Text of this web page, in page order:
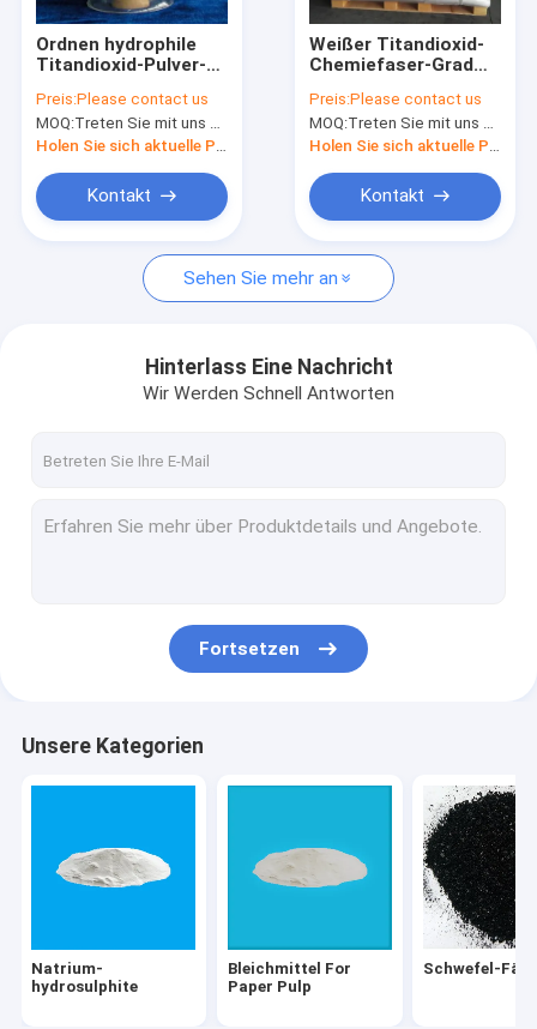
Qualitätskontrolle
Nachrichten
Fälle
Natrium-hydrosulphite
Schwefel-Färbungen
Allgemeine Lebensmittel-Zusatzstoffe
Dispersionsfarbstoffe
Bottichfärbungen
Ordnen hydrophile
Titandioxid-Pulver-
des Mikrometer-Tio2
Preis:Please contact us
MOQ:Treten Sie mit uns bitte in Verbindung
Holen Sie sich aktuelle Preis
Kontakt
Weißer Titandioxid-
Chemiefaser-Grad
Polyester
Preis:Please contact us
MOQ:Treten Sie mit uns bitte in Verbindung
Holen Sie sich aktuelle Preis
Kontakt
Sehen Sie mehr an
Hinterlass Eine Nachricht
Wir Werden Schnell Antworten
Fortsetzen
Unsere Kategorien
Natrium-
hydrosulphite
Bleichmittel For
Paper Pulp
Schwefel-